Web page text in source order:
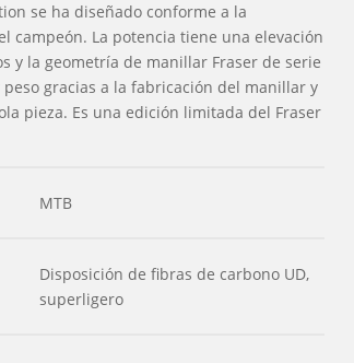
se ha diseñado conforme a la
campeón. La potencia tiene una elevación
y la geometría de manillar Fraser de serie
gracias a la fabricación del manillar y
pieza. Es una edición limitada del Fraser
MTB
Disposición de fibras de carbono UD,
superligero